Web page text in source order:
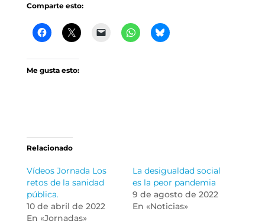
Comparte esto:
Me gusta esto:
Relacionado
Vídeos Jornada Los
retos de la sanidad
pública.
10 de abril de 2022
En «Jornadas»
La desigualdad social
es la peor pandemia
9 de agosto de 2022
En «Noticias»